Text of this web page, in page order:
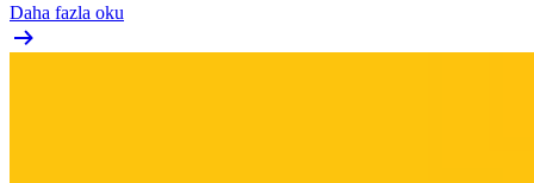
Daha fazla oku